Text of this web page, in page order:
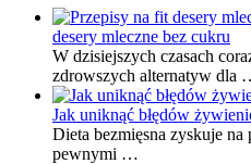
desery mleczne bez cukru
W dzisiejszych czasach
zdrowszych alternatyw dla
Jak uniknąć błędów
Dieta bezmięsna zyskuje
pewnymi …